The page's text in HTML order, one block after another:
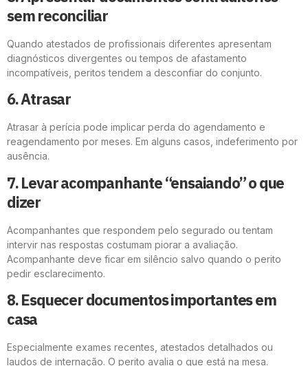
sem reconciliar
Quando atestados de profissionais diferentes apresentam
diagnósticos divergentes ou tempos de afastamento
incompatíveis, peritos tendem a desconfiar do conjunto.
6. Atrasar
Atrasar à perícia pode implicar perda do agendamento e
reagendamento por meses. Em alguns casos, indeferimento por
ausência.
7. Levar acompanhante “ensaiando” o que
dizer
Acompanhantes que respondem pelo segurado ou tentam
intervir nas respostas costumam piorar a avaliação.
Acompanhante deve ficar em silêncio salvo quando o perito
pedir esclarecimento.
8. Esquecer documentos importantes em
casa
Especialmente exames recentes, atestados detalhados ou
laudos de internação. O perito avalia o que está na mesa.